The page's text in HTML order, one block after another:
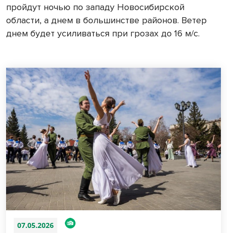
пройдут ночью по западу Новосибирской
области, а днем в большинстве районов. Ветер
днем будет усиливаться при грозах до 16 м/с.
07.05.2026